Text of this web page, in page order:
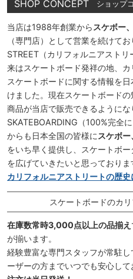
SHOP CONCEPT ショップ
当店は1988年創業から スケボー
（専門店）として営業を続けて
STREET（カリフォルニアスト
来はスケートボード発祥の地、
スケートボードに関する情報を
けました。現在スケートボード
商品が当店で販売できるように
SKATEBOARDING（100%完全
からも日本全国の皆様に スケボ
をいち早く提供し、スケートボ
を広げていきたいと思っておりま
カリフォルニアストリートの歴史
スケートボードのカ
在庫数常時3,000点以上の品揃え
が揃います。
経験豊富な専門スタッフが常駐
ーザーの方までいつでも安心して